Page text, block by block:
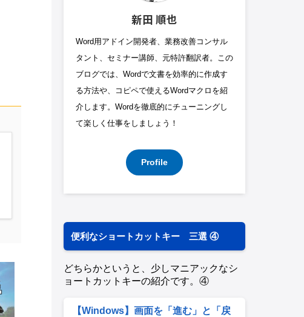
新田 順也
Word用アドイン開発者、業務改善コンサル
タント、セミナー講師、元特許翻訳者。この
ブログでは、Wordで文書を効率的に作成す
る方法や、コピペで使えるWordマクロを紹
介します。Wordを徹底的にチューニングし
て楽しく仕事をしましょう！
Profile
便利なショートカットキー 三選 ④
どちらかというと、少しマニアックなシ
ョートカットキーの紹介です。④
【Windows】画面を「進む」と「戻